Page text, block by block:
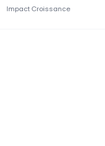
Impact Croissance